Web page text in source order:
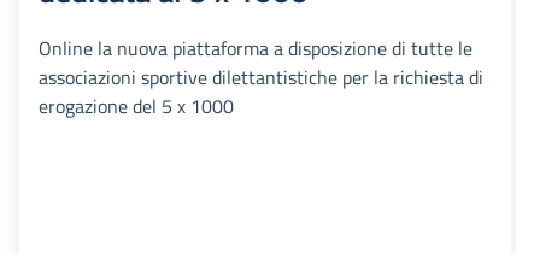
Online la nuova piattaforma a disposizione di tutte le
associazioni sportive dilettantistiche per la richiesta di
erogazione del 5 x 1000